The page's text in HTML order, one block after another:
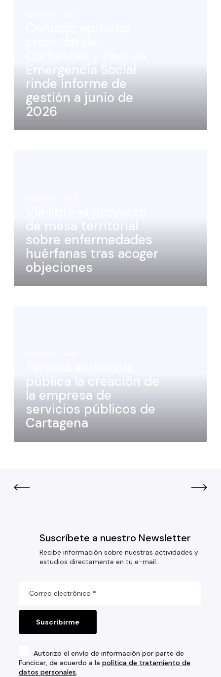
Emergencia Social
rinde informe de
gestión a junio de
2026
de mesa territorial
sobre enfermedades
huérfanas tras acoger
objeciones
pública la creación de
la empresa de
servicios públicos de
Cartagena
Suscríbete a nuestro Newsletter
Recibe información sobre nuestras actividades y
estudios directamente en tu e-mail.
Autorizo el envío de información por parte de
Funcicar, de acuerdo a lapolítica de tratamiento de
datos personales.